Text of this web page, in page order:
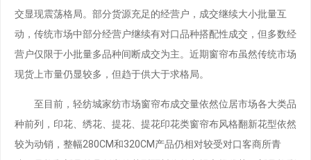
交显现震荡格局。部分货源充足的经营户，成交继续大小批量互
动，传统市场中部分经营户继续有对口品种搭配性成交，但多数经
营户仅限于小批量多品种间断成交为主。近期窗帘布虽然传统市场
现货上市量仍显较多，但趋于供大于求格局。
至目前，轻纺城家纺市场窗帘布成交量依然位居市场各大类品
种前列，印花、绣花、提花、提花印花类窗帘布风格翻新花型依然
较为动销，整幅280CM和320CM产品仍相对较受对口客商所青